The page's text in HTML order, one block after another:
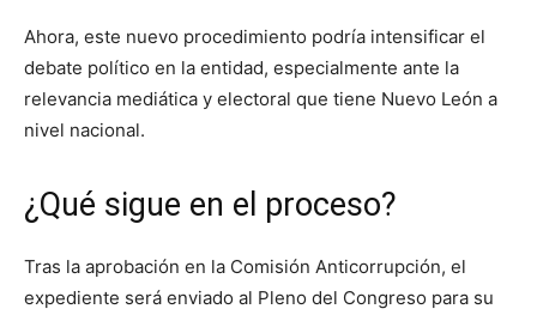
Ahora, este nuevo procedimiento podría intensificar el
debate político en la entidad, especialmente ante la
relevancia mediática y electoral que tiene Nuevo León a
nivel nacional.
¿Qué sigue en el proceso?
Tras la aprobación en la Comisión Anticorrupción, el
expediente será enviado al Pleno del Congreso para su